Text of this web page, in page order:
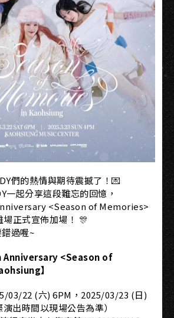
們的熱情與期待震撼了！💌
一起分享這段難忘的回憶，
<Season of Memories>
正式宣佈加場！ 🎊
過喔~
Anniversary <Season of
】
03/22 (六) 6PM，2025/03/23 (日)
出時間以現場公告為準）